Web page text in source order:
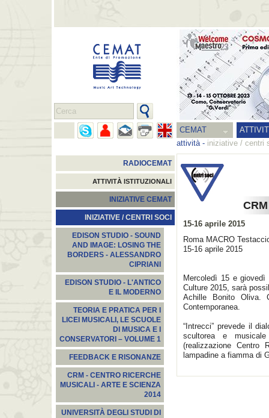
CEMAT
attività- iniziative / centri
RADIOCEMAT
ATTIVITÀ ISTITUZIONALI
INIZIATIVE CEMAT
INIZIATIVE / CENTRI SOCI
EDISON STUDIO - SOUND
AND IMAGE: LOSING THE
BORDERS - ALESSANDRO
CIPRIANI
EDISON STUDIO - L'ANTICO
E IL MODERNO
TEORIA E PRATICA PER I
LICEI MUSICALI, LE SCUOLE
DI MUSICA E I
CONSERVATORI – VOLUME 1
FEEDBACK E RISONANZE
CRM - CENTRO RICERCHE
MUSICALI - ARTE E SCIENZA
2014
UNIVERSITÀ DEGLI STUDI DI
15-16 aprile 2015
Roma MACRO
15-16 aprile 2015
Mercoledì 15 e giovedì
Culture 2015, sarà
Achille Bonito Oliva.
Contemporanea.
“Intrecci” prevede il
scultorea e
(realizzazione Centro
lampadine a fiamma di